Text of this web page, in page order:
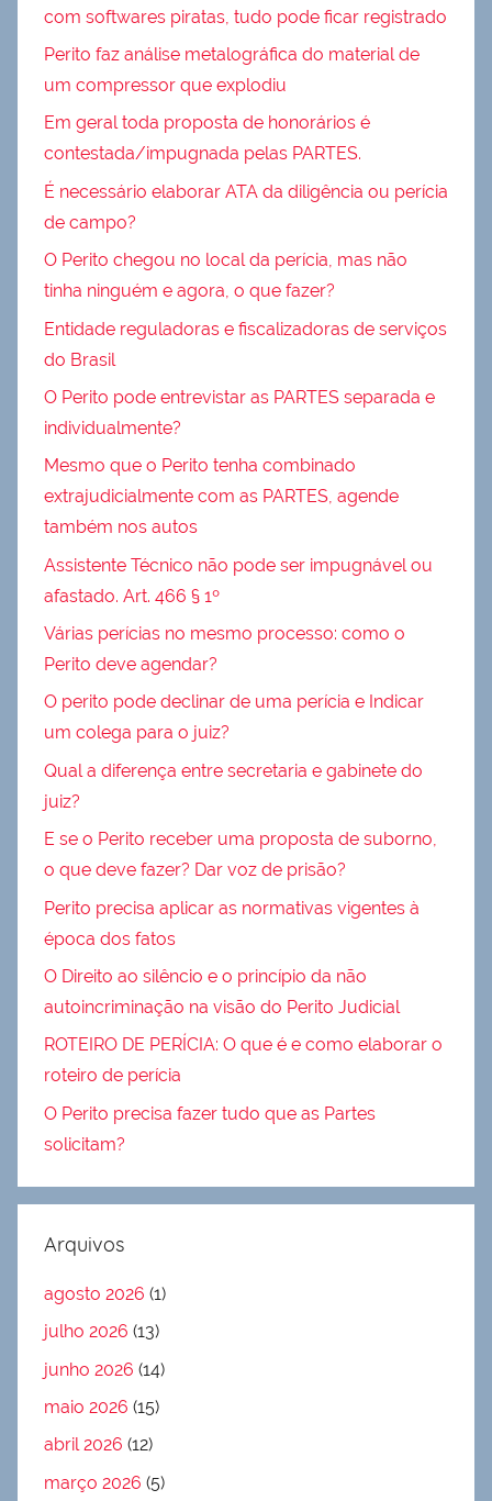
com softwares piratas, tudo pode ficar registrado
Perito faz análise metalográfica do material de
um compressor que explodiu
Em geral toda proposta de honorários é
contestada/impugnada pelas PARTES.
É necessário elaborar ATA da diligência ou perícia
de campo?
O Perito chegou no local da perícia, mas não
tinha ninguém e agora, o que fazer?
Entidade reguladoras e fiscalizadoras de serviços
do Brasil
O Perito pode entrevistar as PARTES separada e
individualmente?
Mesmo que o Perito tenha combinado
extrajudicialmente com as PARTES, agende
também nos autos
Assistente Técnico não pode ser impugnável ou
afastado. Art. 466 § 1º
Várias perícias no mesmo processo: como o
Perito deve agendar?
O perito pode declinar de uma perícia e Indicar
um colega para o juiz?
Qual a diferença entre secretaria e gabinete do
juiz?
E se o Perito receber uma proposta de suborno,
o que deve fazer? Dar voz de prisão?
Perito precisa aplicar as normativas vigentes à
época dos fatos
O Direito ao silêncio e o princípio da não
autoincriminação na visão do Perito Judicial
ROTEIRO DE PERÍCIA: O que é e como elaborar o
roteiro de perícia
O Perito precisa fazer tudo que as Partes
solicitam?
Arquivos
agosto 2026 (1)
julho 2026 (13)
junho 2026 (14)
maio 2026 (15)
abril 2026 (12)
março 2026 (5)